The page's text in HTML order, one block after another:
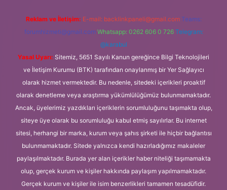
Reklam ve İletişim: E-mail: backlinkpaneli@gmail.com Teams:
forumhizmeti@gmail.com Whatsapp: 0262 606 0 726 Telegram:
@karabul
Yasal Uyarı: Sitemiz, 5651 Sayılı Kanun gereğince Bilgi Teknolojileri
ve İletişim Kurumu (BTK) tarafından onaylanmış bir Yer Sağlayıcı
olarak hizmet vermektedir. Bu nedenle, sitedeki içerikleri proaktif
olarak denetleme veya araştırma yükümlülüğümüz bulunmamaktadır.
Ancak, üyelerimiz yazdıkları içeriklerin sorumluluğunu taşımakta olup,
siteye üye olarak bu sorumluluğu kabul etmiş sayılırlar. Bu internet
sitesi, herhangi bir marka, kurum veya şahıs şirketi ile hiçbir bağlantısı
bulunmamaktadır. Sitede yalnızca kendi hazırladığımız makaleler
paylaşılmaktadır. Burada yer alan içerikler haber niteliği taşımamakta
olup, gerçek kurum ve kişiler hakkında paylaşım yapılmamaktadır.
Gerçek kurum ve kişiler ile isim benzerlikleri tamamen tesadüfidir.